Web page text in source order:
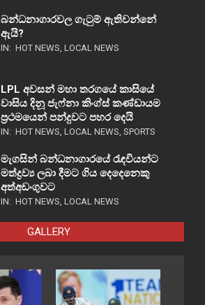
බන්ධනාගාරවල ගැටුම් ඇතිවන්නේ
ඇයි?
IN: HOT NEWS, LOCAL NEWS
LPL අවසන් මහා තරගයේ කාසියේ
වාසිය දිනූ ජැෆ්නා කිංග්ස් කණ්ඩායම
ප්‍රථමයෙන් පන්දුවට පහර දෙයි
IN: HOT NEWS, LOCAL NEWS, SPORTS
මැගසින් බන්ධනාගාරයේ රැඳවියන්ට
මත්ද්‍රව්‍ය ලබා දීමට ගිය දෙදෙනෙකු
අත්අඩංගුවට
IN: HOT NEWS, LOCAL NEWS
GALLERY